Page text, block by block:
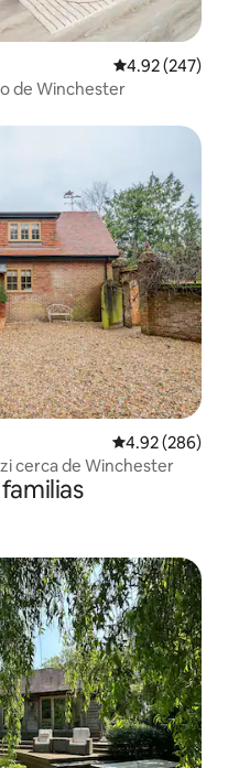
Calificación
4.92 (247)
de Winchester
Calificación
4.92 (286)
cerca de Winchester
huéspedes